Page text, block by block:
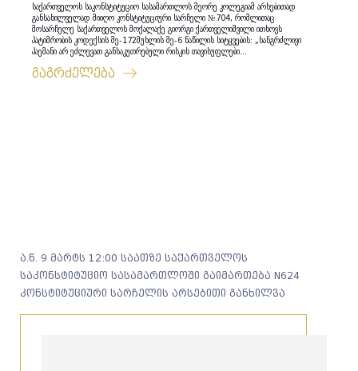
საქართველოს საკონსტიტუციო სასამართლოს მეორე კოლეგიამ არსებითად
განსახილველად მიიღო კონსტიტუციური სარჩელი №704, რომლითაც
მოსარჩელე საქართველოს მოქალაქე გიორგი ქართველიშვილი ითხოვს
პატიმრობის კოდექსის მე-172მუხლის მე-6 ნაწილის სიტყვების: „ხანგრძლივი
პაემანი არ ეძლევათ განსაკუთრებული რისკის თავისუფლები...
გაგრძელება
ა.წ. 9 მარტს 12:00 საათზე საქართველოს
საკონსტიტუციო სასამართლოში გაიმართება N624
კონსტიტუციური სარჩელის არსებითი განხილვა